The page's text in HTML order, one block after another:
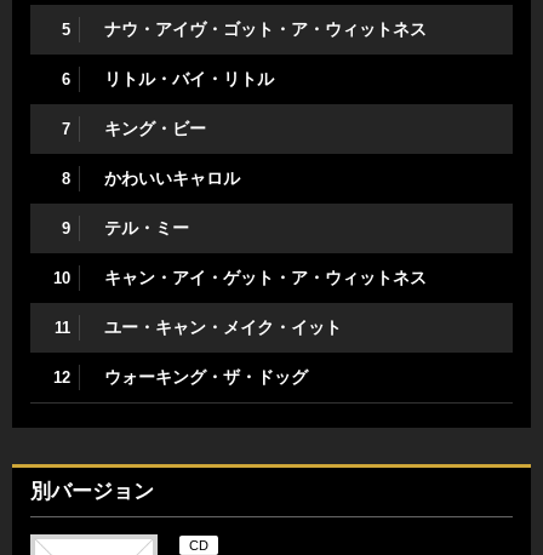
5 ナウ・アイヴ・ゴット・ア・ウィットネス
6 リトル・バイ・リトル
7 キング・ビー
8 かわいいキャロル
9 テル・ミー
10 キャン・アイ・ゲット・ア・ウィットネス
11 ユー・キャン・メイク・イット
12 ウォーキング・ザ・ドッグ
別バージョン
CD